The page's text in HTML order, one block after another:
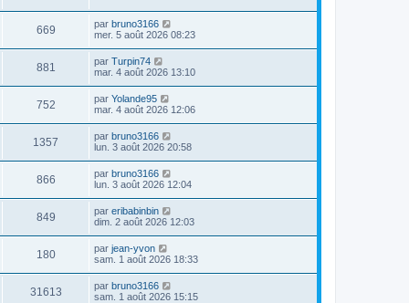
a
g
e
s
m
e
s
s
a
g
u
n
i
e
e
s
s
a
g
e
669V
u
s
D
e
i
e
r
m
e
s
s
a
g
e
par bruno3166
mer. 5 août 2026 08:23
881
u
s
D
e
i
e
r
m
e
s
s
a
g
e
par Turpin74
mar. 4 août 2026 13:10
752V
u
s
D
e
i
e
r
m
e
s
s
a
g
e
par Yolande95
mar. 4 août 2026 12:06
1357
u
D
e
i
e
r
m
e
s
s
a
g
e
par bruno3166
lun. 3 août 2026 20:58
866V
u
s
D
e
i
e
r
m
e
s
s
a
par bruno3166
lun. 3 août 2026 12:04
849V
u
s
D
e
i
e
r
m
e
par eribabinbin
dim. 2 août 2026 12:03
180V
u
D
e
i
par jean-yvon
sam. 1 août 2026 18:33
31613V
D
e
par bruno3166
sam. 1 août 2026 15:15